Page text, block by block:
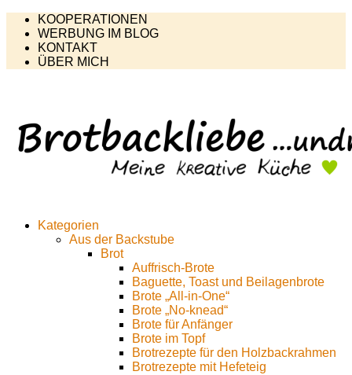
KOOPERATIONEN
WERBUNG IM BLOG
KONTAKT
ÜBER MICH
Kategorien
Aus der Backstube
Brot
Auffrisch-Brote
Baguette, Toast und Beilagenbrote
Brote „All-in-One“
Brote „No-knead“
Brote für Anfänger
Brote im Topf
Brotrezepte für den Holzbackrahmen
Brotrezepte mit Hefeteig